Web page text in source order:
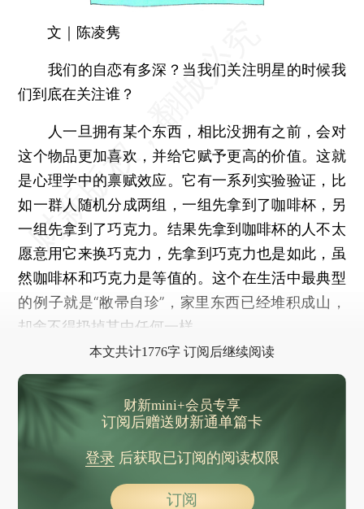
文｜陈凌隽
我们的自恋有多深？当我们关注明星的时候我
们到底在关注谁？
人一旦拥有某个东西，相比没拥有之前，会对
这个物品更加喜欢，并给它赋予更高的价值。这就
是心理学中的禀赋效应。它有一系列实验验证，比
如一群人随机分成两组，一组先拿到了咖啡杯，另
一组先拿到了巧克力。结果先拿到咖啡杯的人不太
愿意用它来换巧克力，先拿到巧克力也是如此，虽
然咖啡杯和巧克力是等值的。这个在生活中最典型
的例子就是“敝帚自珍”，家里东西已经堆积成山，
却舍不得扔掉其中任何一样。
本文共计1776字 订阅后继续阅读
财新mini+会员专享
订阅后赠送财新通单篇卡
登录后获取已订阅的阅读权限
订阅